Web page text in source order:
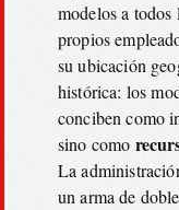
modelos a
propios
su ubicación
histórica: los
conciben como
sino como
La
un arma de